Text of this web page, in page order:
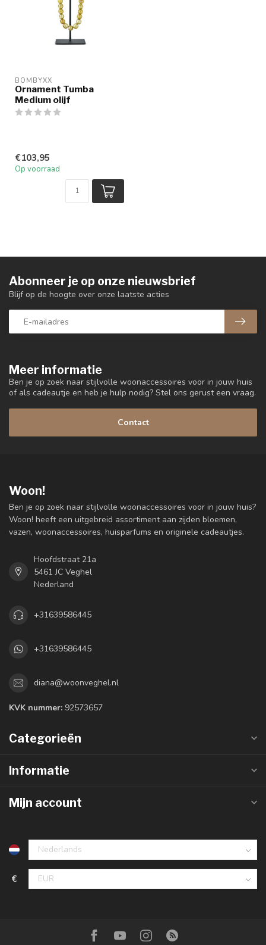
BOMBYXX
Ornament Tumba
Medium olijf
€103,95
Op voorraad
Meer informatie
Ben je op zoek naar stijlvolle woonaccessoires voor in jouw huis
of als cadeautje en heb je hulp nodig? Stel ons gerust een vraag.
Contact
Abonneer je op onze nieuwsbrief
Blijf op de hoogte over onze laatste acties
Woon!
Ben je op zoek naar stijlvolle woonaccessoires voor in jouw huis?
Woon! heeft een uitgebreid assortiment aan zijden bloemen,
vazen, woonaccessoires, huisparfums en originele cadeautjes.
Hoofdstraat 21a
5461 JC Veghel
Nederland
+31639586445
+31639586445
diana@woonveghel.nl
KVK nummer: 92573657
Categorieën
Informatie
Mijn account
€